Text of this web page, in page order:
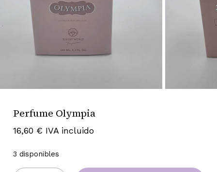
Perfume Olympia
16,60 € IVA incluido
3 disponibles